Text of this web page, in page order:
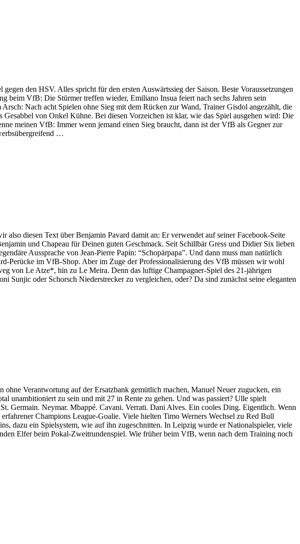
den HSV. Alles spricht für den ersten Auswärtssieg der Saison. Beste Voraussetzungen
VfB: Die Stürmer treffen wieder, Emiliano Insua feiert nach sechs Jahren sein
Nach acht Spielen ohne Sieg mit dem Rücken zur Wand, Trainer Gisdol angezählt, die
von Onkel Kühne. Bei diesen Vorzeichen ist klar, wie das Spiel ausgehen wird: Die
meinen VfB: Immer wenn jemand einen Sieg braucht, dann ist der VfB als Gegner zur
…
diesen Text über Benjamin Pavard damit an: Er verwendet auf seiner Facebook-Seite
und Chapeau für Deinen guten Geschmack. Seit Schillbär Gress und Didier Six lieben
Aussprache von Jean-Pierre Papin: “Schopärpapa”. Und dann muss man natürlich
Perücke im VfB-Shop. Aber im Zuge der Professionalisierung des VfB müssen wir wohl
von Le Atze*, hin zu Le Meira. Denn das luftige Champagner-Spiel des 21-jährigen
Sunjic oder Schorsch Niederstrecker zu vergleichen, oder? Da sind zunächst seine eleganten
Verantwortung auf der Ersatzbank gemütlich machen, Manuel Neuer zugucken, ein
unambitioniert zu sein und mit 27 in Rente zu gehen. Und was passiert? Ulle spielt
Germain. Neymar. Mbappé. Cavani. Verrati. Dani Alves. Ein cooles Ding. Eigentlich. Wenn
Champions League-Goalie. Viele hielten Timo Werners Wechsel zu Red Bull
dazu ein Spielsystem, wie auf ihn zugeschnitten. In Leipzig wurde er Nationalspieler, viele
Elfer beim Pokal-Zweitrundenspiel. Wie früher beim VfB, wenn nach dem Training noch